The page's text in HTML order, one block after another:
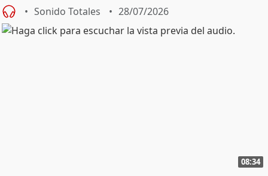
Sonido Totales 28/07/2026
08:34